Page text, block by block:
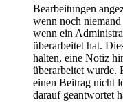
Bearbeitungen
wenn noch
wenn ein
überarbeitet hat.
halten, eine Notiz
überarbeitet wurde.
einen Beitrag nicht
darauf geantwortet